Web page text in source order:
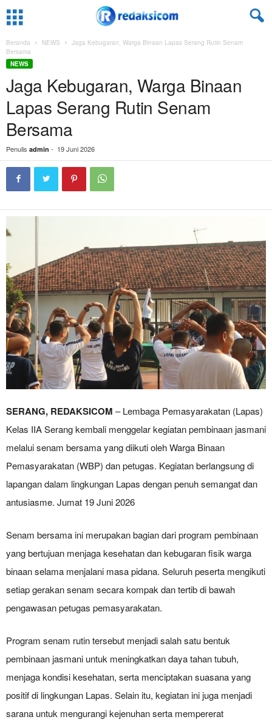
Beranda NEWS
Jaga Kebugaran, Warga Binaan Lapas Serang Rutin Senam
Bersama
NEWS
Jaga Kebugaran, Warga Binaan
Lapas Serang Rutin Senam
Bersama
Penulis admin - 19 Juni 2026
SERANG, REDAKSICOM – Lembaga Pemasyarakatan (Lapas)
Kelas IIA Serang kembali menggelar kegiatan pembinaan jasmani
melalui senam bersama yang diikuti oleh Warga Binaan
Pemasyarakatan (WBP) dan petugas. Kegiatan berlangsung di
lapangan dalam lingkungan Lapas dengan penuh semangat dan
antusiasme. Jumat 19 Juni 2026
Senam bersama ini merupakan bagian dari program pembinaan
yang bertujuan menjaga kesehatan dan kebugaran fisik warga
binaan selama menjalani masa pidana. Seluruh peserta mengikuti
setiap gerakan senam secara kompak dan tertib di bawah
pengawasan petugas pemasyarakatan.
Program senam rutin tersebut menjadi salah satu bentuk
pembinaan jasmani untuk meningkatkan daya tahan tubuh,
menjaga kondisi kesehatan, serta menciptakan suasana yang
positif di lingkungan Lapas. Selain itu, kegiatan ini juga menjadi
sarana untuk mengurangi kejenuhan serta mempererat